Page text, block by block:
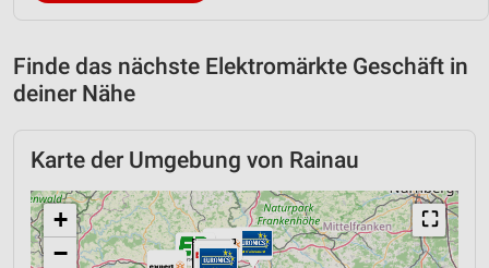
Finde das nächste Elektromärkte Geschäft in
deiner Nähe
Karte der Umgebung von Rainau
⛶
+
−